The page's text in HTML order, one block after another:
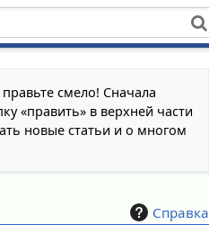
смело! Сначала
«править» в верхней части
новые статьи и о многом
Справка